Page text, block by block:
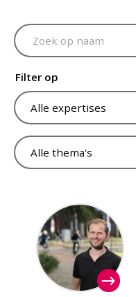
Advisors overview
Filter op